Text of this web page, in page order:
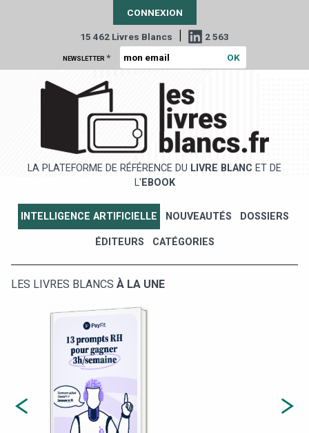
CONNEXION
15 462 Livres Blancs | 2 563
NEWSLETTER *
LA PLATEFORME DE RÉFÉRENCE DU LIVRE BLANC ET DE
L' EBOOK
INTELLIGENCE ARTIFICIELLE NOUVEAUTÉS DOSSIERS
ÉDITEURS CATÉGORIES
LES LIVRES BLANCS À LA UNE